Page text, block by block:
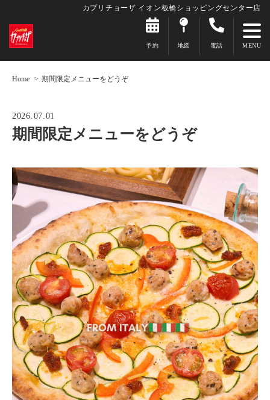
カプリチョーザ イオン板橋ショッピングセンター店
予約 地図 電話
Home 期間限定メニューをどうぞ
2026.07.01
期間限定メニューをどうぞ